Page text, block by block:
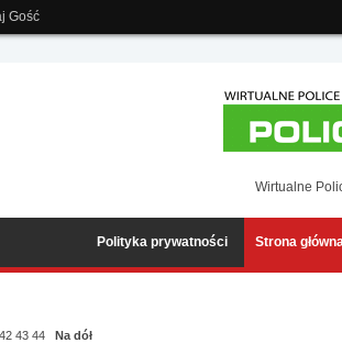
in
Gość
Wirtualne
Polityka prywatności Strona
42 43 44 Na dół